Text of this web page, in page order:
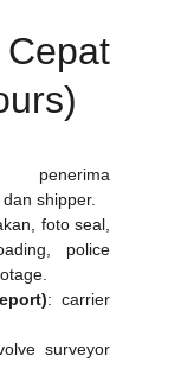
penerima
shipper.
foto seal,
police
: carrier
surveyor